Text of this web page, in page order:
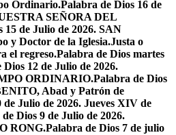
Ordinario.Palabra de Dios 16 de
SEÑORA DEL
15 de Julio de 2026. SAN
y Doctor de la Iglesia.Justa o
el regreso.Palabra de Dios martes
Dios 12 de Julio de 2026.
ORDINARIO.Palabra de Dios
Abad y Patrón de
de Julio de 2026. Jueves XIV de
Dios 9 de Julio de 2026.
RONG.Palabra de Dios 7 de julio